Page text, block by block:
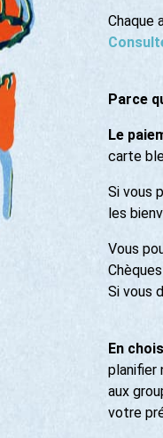
Chaque
Parce
Le
carte
Si vous
les
Vous
Si vous
En
planifier
aux
votre